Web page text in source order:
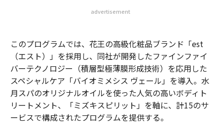
advertisement
このプログラムでは、花王の高級化粧品ブランド「est
（エスト）」を採用し、同社が開発したファインファイ
バーテクノロジー（積層型極薄膜形成技術）を応用した
スペシャルケア「バイオミメシス ヴェール」を導入。水
月スパのオリジナルオイルを使った人気の高いボディト
リートメント、「ミズキスピリット」を軸に、計15のサ
ービスで構成されたプログラムを提供する。